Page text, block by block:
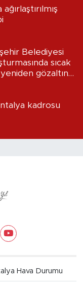
Belediyesi
sıcak
gözaltına
kadrosu
Hava Durumu